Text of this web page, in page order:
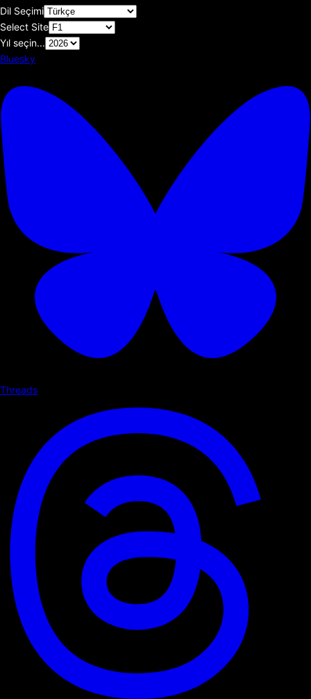
Dil Seçimi
Select Site
Yıl seçin...
Bluesky
Threads